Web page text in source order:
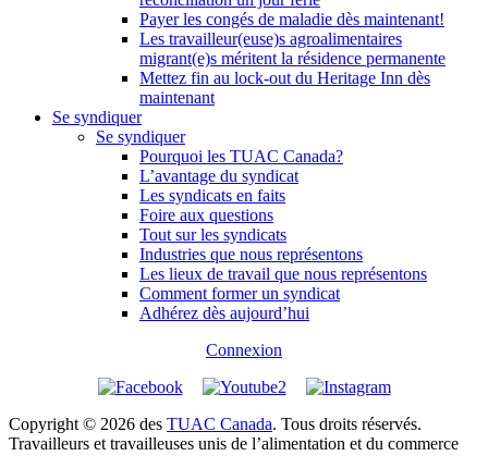
Payer les congés de maladie dès maintenant!
Les travailleur(euse)s agroalimentaires
migrant(e)s méritent la résidence permanente
Mettez fin au lock-out du Heritage Inn dès
maintenant
Se syndiquer
Se syndiquer
Pourquoi les TUAC Canada?
L’avantage du syndicat
Les syndicats en faits
Foire aux questions
Tout sur les syndicats
Industries que nous représentons
Les lieux de travail que nous représentons
Comment former un syndicat
Adhérez dès aujourd’hui
Connexion
Copyright © 2026 des TUAC Canada. Tous droits réservés.
Travailleurs et travailleuses unis de l’alimentation et du commerce